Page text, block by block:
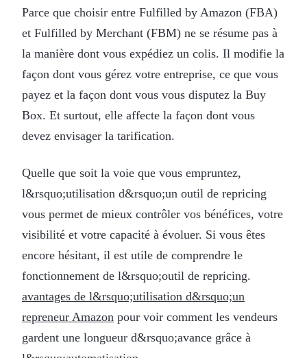
Parce que choisir entre Fulfilled by Amazon (FBA)
et Fulfilled by Merchant (FBM) ne se résume pas à
la manière dont vous expédiez un colis. Il modifie la
façon dont vous gérez votre entreprise, ce que vous
payez et la façon dont vous vous disputez la Buy
Box. Et surtout, elle affecte la façon dont vous
devez envisager la tarification.
Quelle que soit la voie que vous empruntez,
l&rsquo;utilisation d&rsquo;un outil de repricing
vous permet de mieux contrôler vos bénéfices, votre
visibilité et votre capacité à évoluer. Si vous êtes
encore hésitant, il est utile de comprendre le
fonctionnement de l&rsquo;outil de repricing.
avantages de l&rsquo;utilisation d&rsquo;un
repreneur Amazon pour voir comment les vendeurs
gardent une longueur d&rsquo;avance grâce à